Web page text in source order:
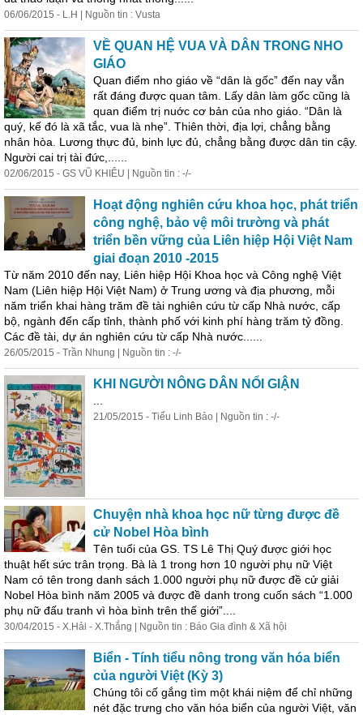
06/06/2015 - L.H | Nguồn tin : Vusta
VỀ QUAN HỆ VUA VÀ DÂN TRONG NHO
GIÁO
Quan điểm nho giáo về “dân là gốc” đến nay vẫn
rất đáng được quan tâm. Lấy dân làm gốc cũng là
quan điểm trị nuớc cơ bản của nho giáo. “Dân là
quý, kế đó là xã tắc, vua là nhẹ”. Thiên thời, địa lợi, chẳng bằng
nhân hòa. Lương thực đủ, binh lực đủ, chẳng bằng được dân tin cậy.
Người cai trị tài đức,......
02/06/2015 - GS VŨ KHIÊU | Nguồn tin : -/-
Hoạt động nghiên cứu khoa học, phát triển
công nghệ, bảo vệ môi trường và phát
triển bền vững của Liên hiệp Hội Việt Nam
giai đoạn 2010 -2015
Từ năm 2010 đến nay, Liên hiệp Hội Khoa học và Công nghệ Việt
Nam (Liên hiệp Hội Việt Nam) ở Trung ương và địa phương, mỗi
năm triển khai hàng trăm đề tài nghiên cứu từ cấp Nhà nước, cấp
bộ, ngành đến cấp tỉnh, thành phố với kinh phí hàng trăm tỷ đồng.
Các đề tài, dự án nghiên cứu từ cấp Nhà nước......
26/05/2015 - Trần Nhung | Nguồn tin : -/-
KHI NGƯỜI NÔNG DÂN NỔI GIẬN
21/05/2015 - Tiểu Linh Bảo | Nguồn tin : -/-
Chuyện nhà khoa học nữ từng được đề
cử Nobel Hòa bình
Tên tuổi của GS. TS Lê Thị Quý được giới học
thuật hết sức trân trọng. Bà là 1 trong hơn 10 người phụ nữ Việt
Nam có tên trong danh sách 1.000 người phụ nữ được đề cử giải
Nobel Hòa bình năm 2005 và được đề danh trong cuốn sách “1.000
phụ nữ đấu tranh vì hòa bình trên thế giới”....
30/04/2015 - X.Hải - X.Thắng | Nguồn tin : Báo Gia đình & Xã hội
Biển - Tính tiểu nông trong văn hóa biển
của người Việt (Kỳ 3)
Chúng tôi cố gắng tìm một khái niệm để chỉ những
nét đặc trưng cho văn hóa biển của người Việt, văn